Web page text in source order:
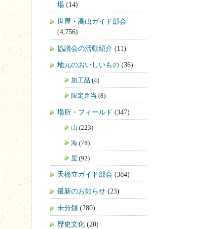
場 (14)
世屋・高山ガイド部会
(4,756)
協議会の活動紹介 (11)
地元のおいしいもの (36)
加工品 (4)
限定弁当 (8)
場所・フィールド (347)
山 (223)
海 (78)
里 (92)
天橋立ガイド部会 (384)
最新のお知らせ (23)
未分類 (280)
歴史文化 (20)